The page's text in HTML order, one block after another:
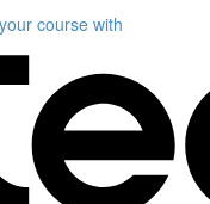
coursewith